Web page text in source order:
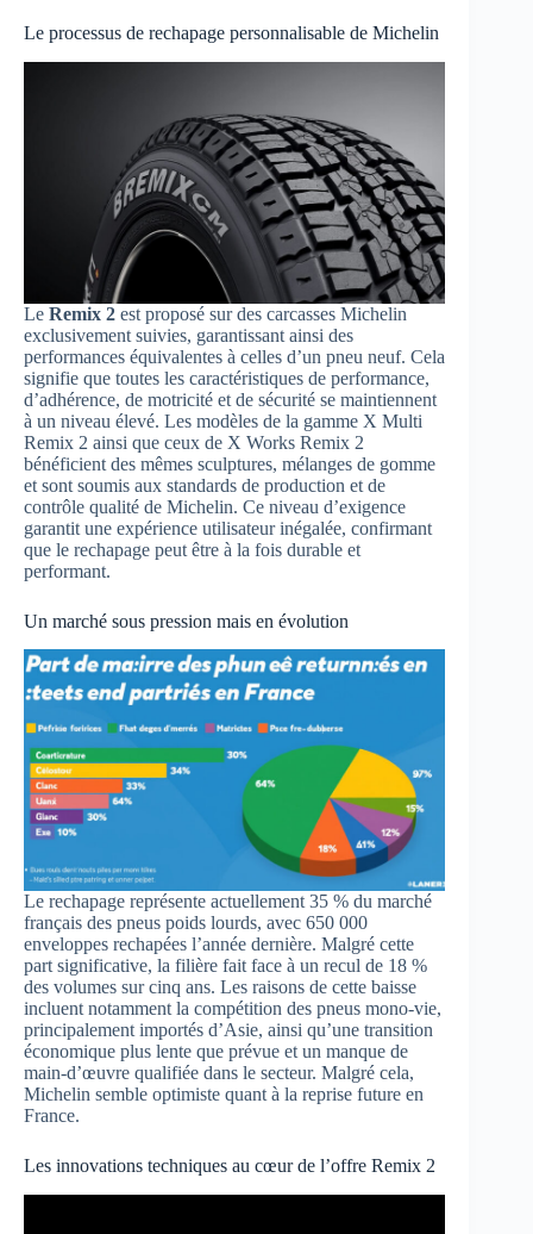
Le processus de rechapage personnalisable de Michelin
Le Remix 2 est proposé sur des carcasses Michelin
exclusivement suivies, garantissant ainsi des
performances équivalentes à celles d’un pneu neuf. Cela
signifie que toutes les caractéristiques de performance,
d’adhérence, de motricité et de sécurité se maintiennent
à un niveau élevé. Les modèles de la gamme X Multi
Remix 2 ainsi que ceux de X Works Remix 2
bénéficient des mêmes sculptures, mélanges de gomme
et sont soumis aux standards de production et de
contrôle qualité de Michelin. Ce niveau d’exigence
garantit une expérience utilisateur inégalée, confirmant
que le rechapage peut être à la fois durable et
performant.
Un marché sous pression mais en évolution
Le rechapage représente actuellement 35 % du marché
français des pneus poids lourds, avec 650 000
enveloppes rechapées l’année dernière. Malgré cette
part significative, la filière fait face à un recul de 18 %
des volumes sur cinq ans. Les raisons de cette baisse
incluent notamment la compétition des pneus mono-vie,
principalement importés d’Asie, ainsi qu’une transition
économique plus lente que prévue et un manque de
main-d’œuvre qualifiée dans le secteur. Malgré cela,
Michelin semble optimiste quant à la reprise future en
France.
Les innovations techniques au cœur de l’offre Remix 2